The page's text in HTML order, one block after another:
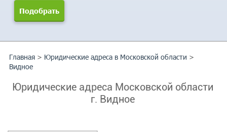
Главная > Юридические адреса в Московской области >
Видное
Юридические адреса Московской области
г. Видное